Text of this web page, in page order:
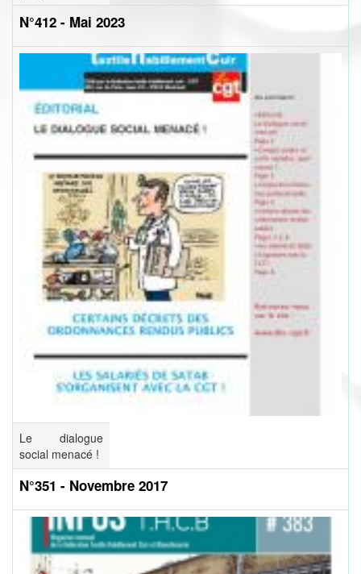
N°412 - Mai 2023
Le dialogue
social menacé !
N°351 - Novembre 2017